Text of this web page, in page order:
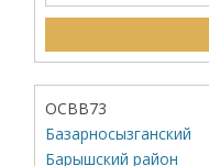
ОСВВ73
Базарносызганский
Барышский район